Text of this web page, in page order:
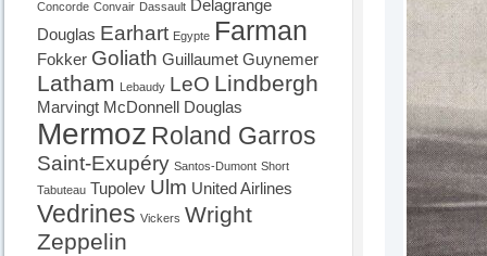
Concorde Convair Dassault Delagrange
Douglas Earhart Egypte Farman
Fokker Goliath Guillaumet Guynemer
Latham Lebaudy LeO Lindbergh
Marvingt McDonnell Douglas
Mermoz Roland Garros
Saint-Exupéry Santos-Dumont Short
Tabuteau Tupolev Ulm United Airlines
Vedrines Vickers Wright
Zeppelin